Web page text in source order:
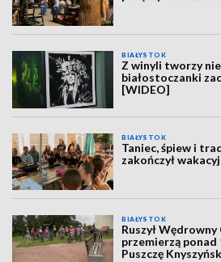
BIAŁYSTOK
Z winyli tworzy
białostoczanki
[WIDEO]
BIAŁYSTOK
Taniec, śpiew i
zakończył
BIAŁYSTOK
Ruszył
przemierzą
Puszczę